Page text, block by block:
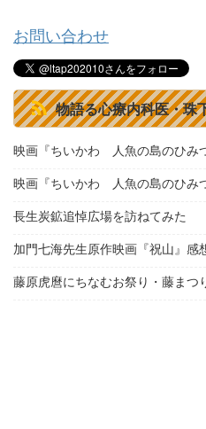
お問い合わせ
物語る心療内科医・珠
映画『ちいかわ 人魚の島のひみ
映画『ちいかわ 人魚の島のひみ
長生炭鉱追悼広場を訪ねてみた
加門七海先生原作映画『祝山』感
藤原虎麿にちなむお祭り・藤まつ